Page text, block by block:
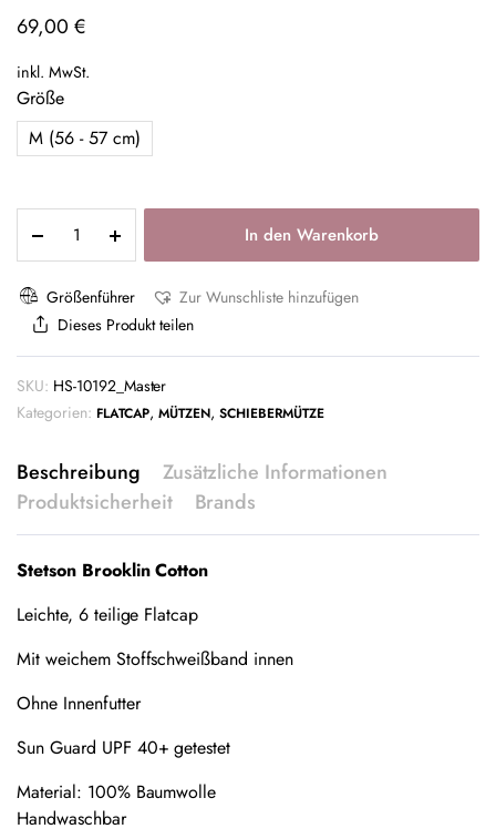
69,00 €
inkl. MwSt.
Größe
M (56 - 57 cm)
In den Warenkorb
Größenführer
Zur Wunschliste hinzufügen
Dieses Produkt teilen
SKU: HS-10192_Master
Kategorien: FLATCAP,MÜTZEN,SCHIEBERMÜTZE
Beschreibung
Zusätzliche Informationen
Produktsicherheit
Brands
Stetson Brooklin Cotton
Leichte, 6 teilige Flatcap
Mit weichem Stoffschweißband innen
Ohne Innenfutter
Sun Guard UPF 40+ getestet
Material: 100% Baumwolle
Handwaschbar